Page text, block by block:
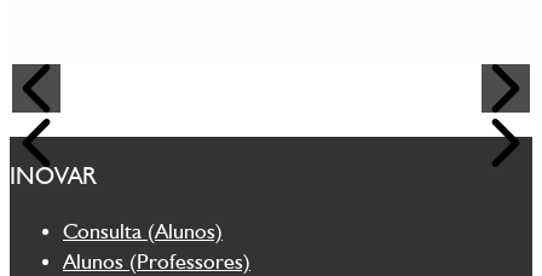
INOVAR
Consulta (Alunos)
Alunos (Professores)